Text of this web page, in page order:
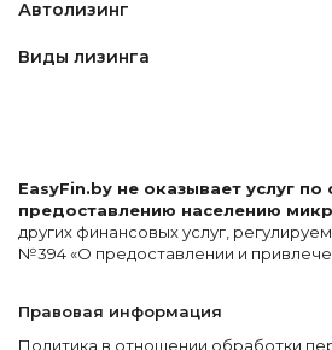
Автолизинг
Виды лизинга
EasyFin.by не оказывает услуг
предоставлению населению
других финансовых услуг,
№394 «О предоставлении и
Правовая информация
Политика в отношении обработки